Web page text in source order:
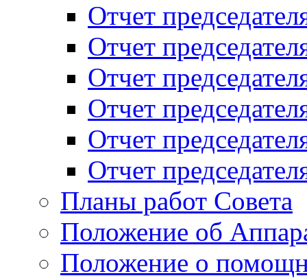
Отчет
Отчет
Отчет
Отчет
Отчет
Отчет
Планы работ Совета
Положение об
Положение о